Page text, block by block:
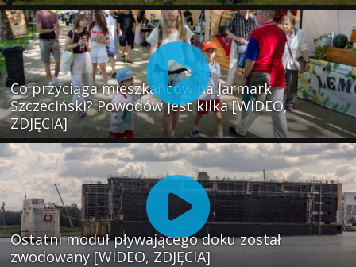
Co przyciąga mieszkańców na Jarmark
Szczeciński? Powodów jest kilka [WIDEO,
ZDJĘCIA]
Ostatni moduł pływającego doku został
zwodowany [WIDEO, ZDJĘCIA]